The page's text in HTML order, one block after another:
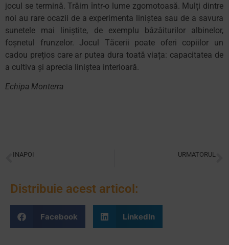
jocul se termină. Trăim într-o lume zgomotoasă. Mulți dintre
noi au rare ocazii de a experimenta liniștea sau de a savura
sunetele mai liniștite, de exemplu bâzâiturilor albinelor,
foșnetul frunzelor. Jocul Tăcerii poate oferi copiilor un
cadou prețios care ar putea dura toată viața: capacitatea de
a cultiva și aprecia liniștea interioară.
Echipa Monterra
INAPOI URMATORUL
Distribuie acest articol:
Facebook LinkedIn